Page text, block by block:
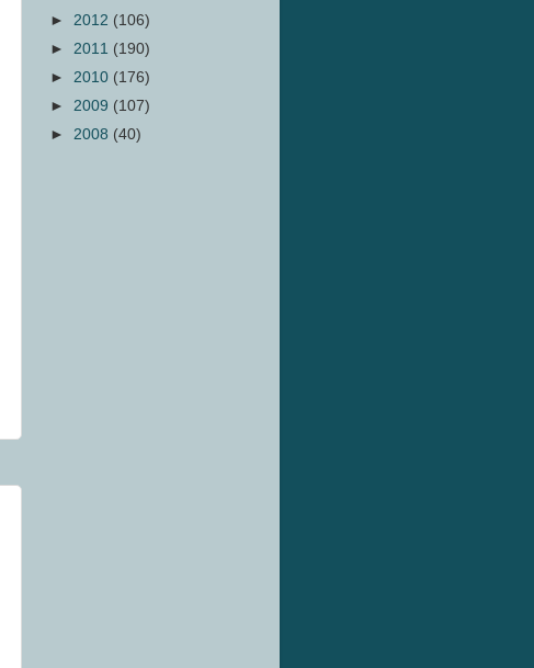
► 2012 (106)
► 2011 (190)
► 2010 (176)
► 2009 (107)
► 2008 (40)